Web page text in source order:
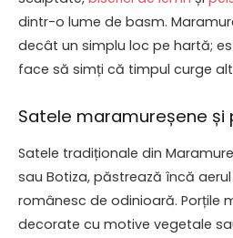
dintr-o lume de basm.
decât un simplu loc pe hartă;
face să simți că timpul curge
Satele maramureșene
Satele tradiționale din
sau Botiza, păstrează încă
românesc de odinioară. Porțile
decorate cu motive vegetale